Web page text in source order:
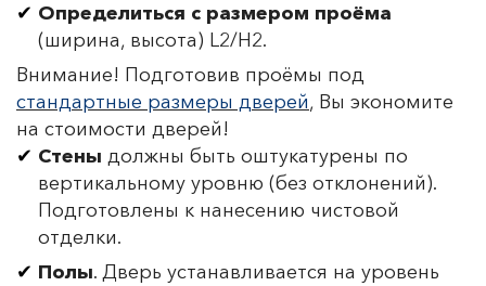
Определиться с размером проёма
(ширина, высота) L2/H2.
Внимание! Подготовив проёмы под
стандартные размеры дверей, Вы экономите
на стоимости дверей!
Стены должны быть оштукатурены по
вертикальному уровню (без отклонений).
Подготовлены к нанесению чистовой
отделки.
Полы. Дверь устанавливается на уровень